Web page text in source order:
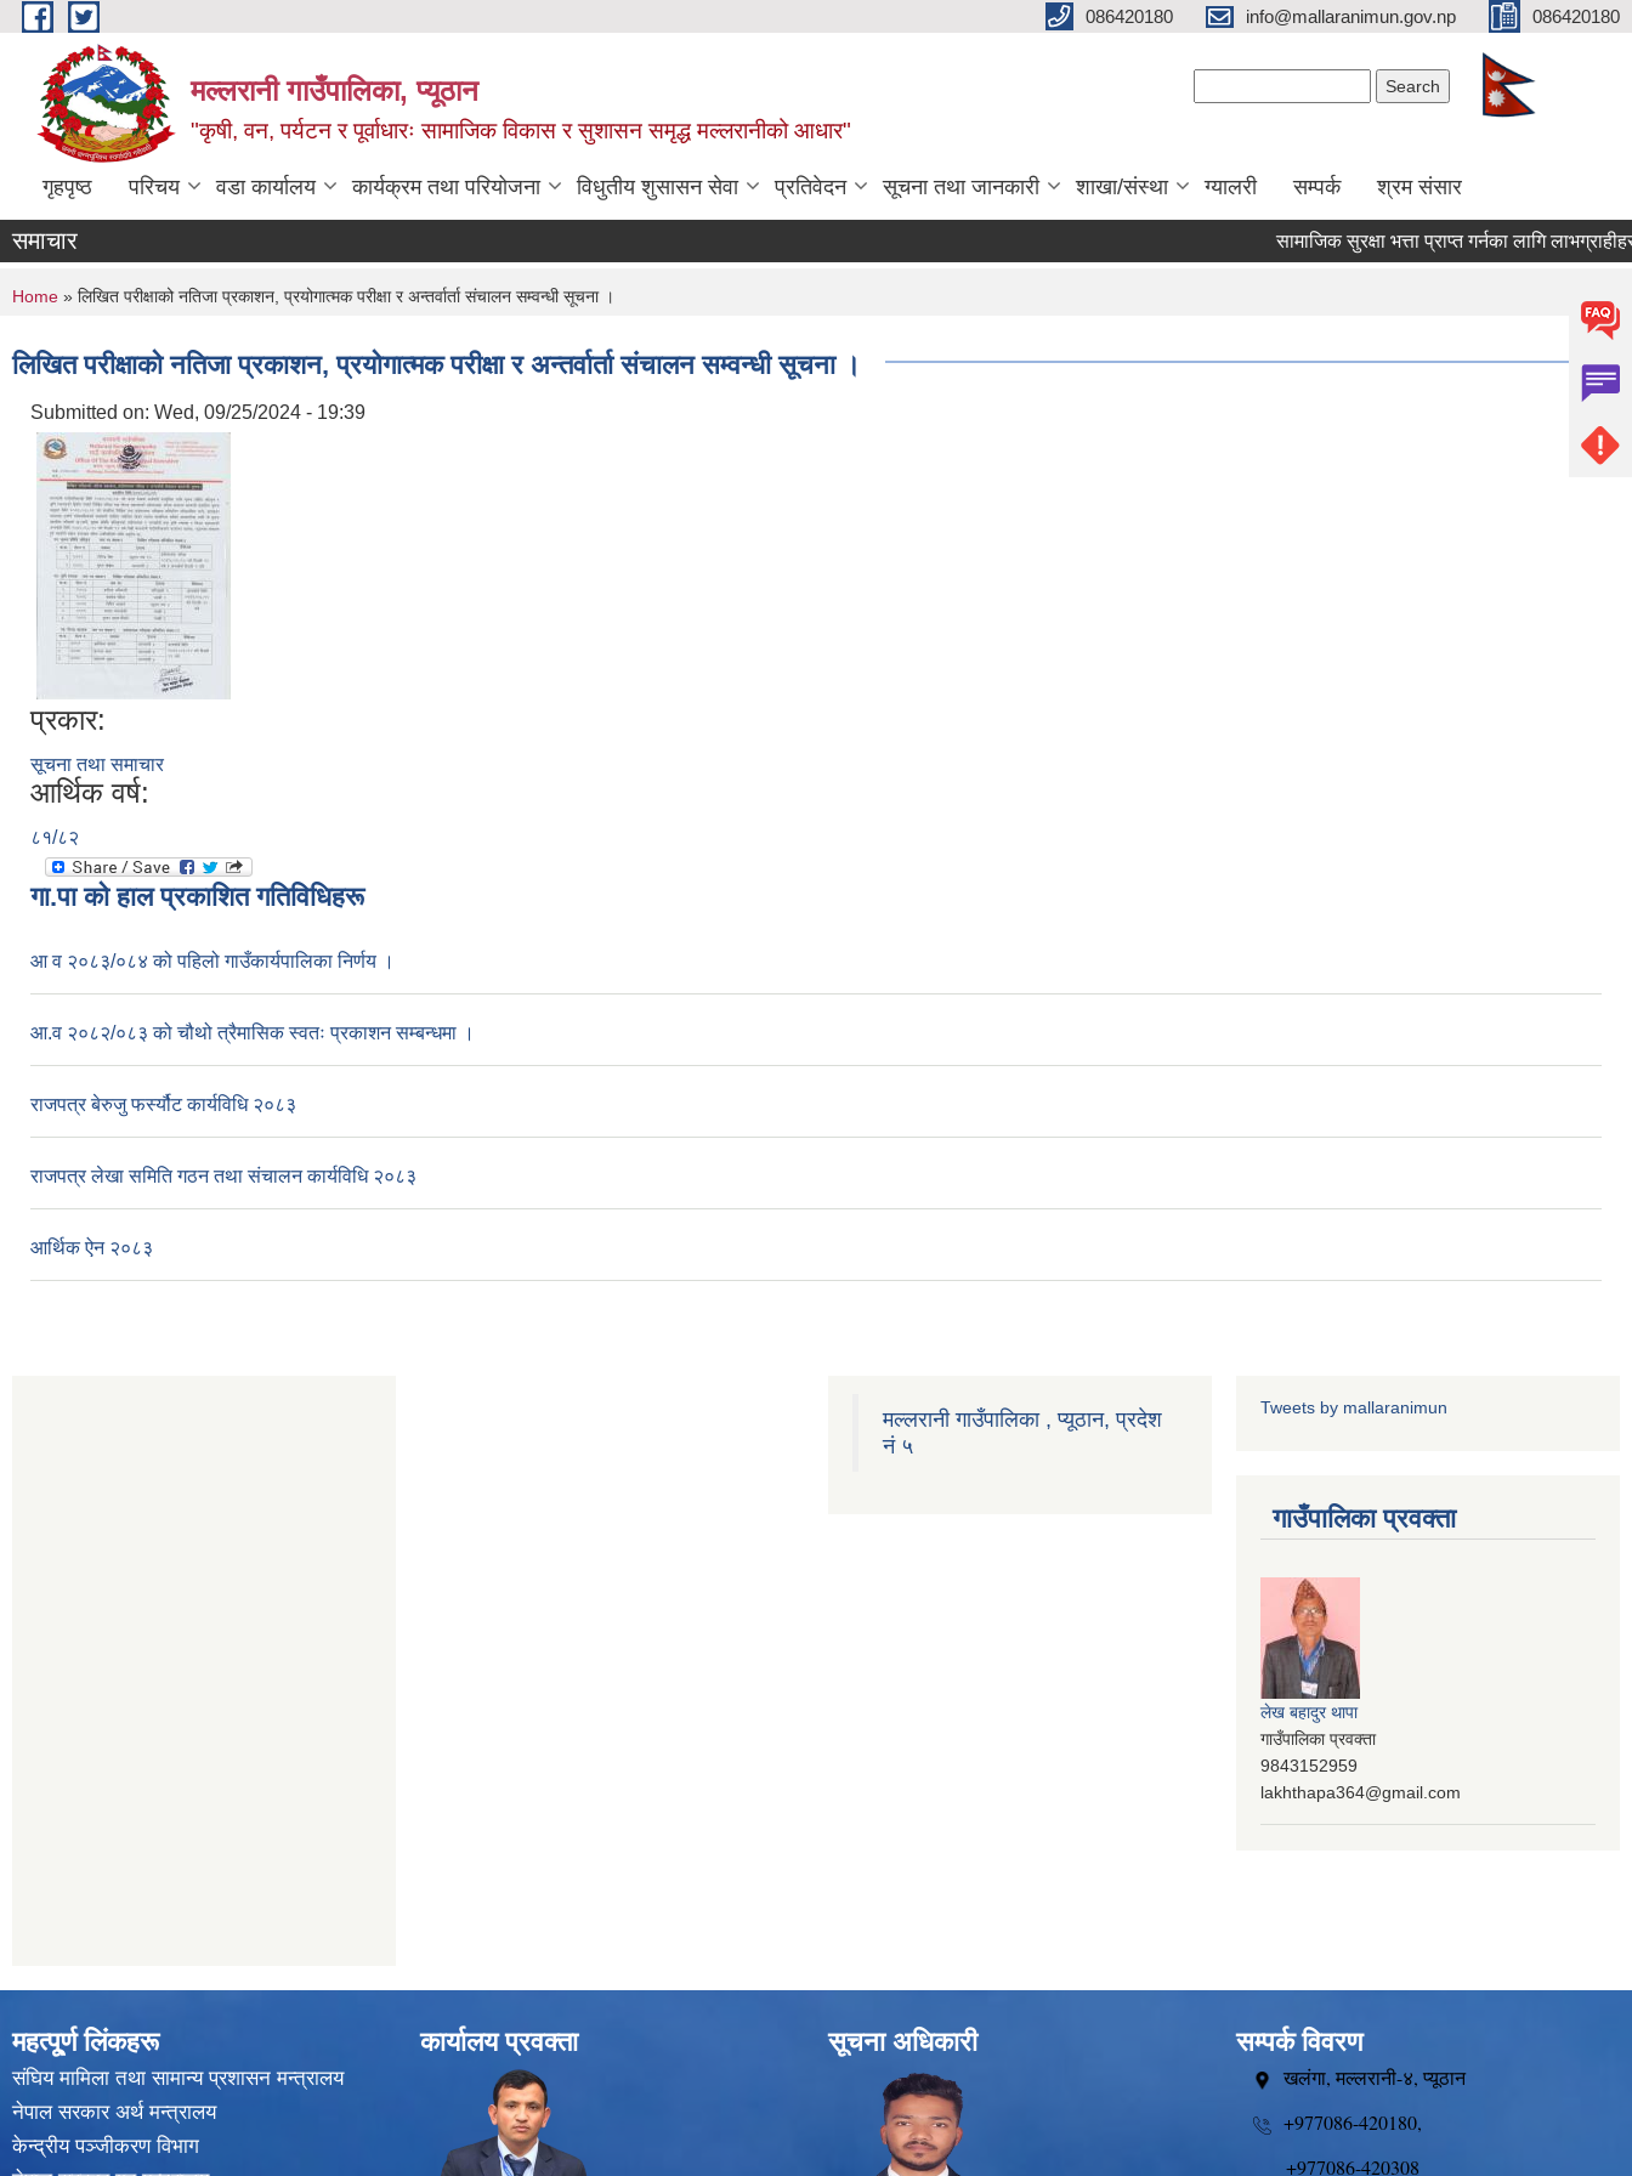
Skip to main content 086420180 info@mallaranimun.gov.np 086420180
मल्लरानी गाउँपालिका, प्यूठान
"कृषी, वन, पर्यटन र पूर्वाधारः सामाजिक विकास र सुशासन समृद्ध मल्लरानीको आधार"
गृहपृष्ठ परिचय वडा कार्यालय कार्यक्रम तथा परियोजना विधुतीय शुसासन सेवा प्रतिवेदन सूचना तथा जानकारी शाखा/संस्था ग्यालरी सम्पर्क श्रम संसार
समाचार सामाजिक सुरक्षा भत्ता प्राप्त गर्नका लागि
You are here
Home » लिखित परीक्षाको नतिजा प्रकाशन, प्रयोगात्मक परीक्षा र अन्तर्वार्ता संचालन सम्वन्धी सूचना ।
लिखित परीक्षाको नतिजा प्रकाशन, प्रयोगात्मक परीक्षा र अन्तर्वार्ता संचालन सम्वन्धी सूचना ।
Submitted on: Wed, 09/25/2024 - 19:39
प्रकार:
सूचना तथा समाचार
आर्थिक वर्ष:
८१/८२
गा.पा काे हाल प्रकाशित गतिविधिहरू
आ व २०८३/०८४ को पहिलो गाउँकार्यपालिका निर्णय ।
आ.व २०८२/०८३ को चौथो त्रैमासिक स्वतः प्रकाशन सम्बन्धमा ।
राजपत्र बेरुजु फर्स्यौट कार्यविधि २०८३
राजपत्र लेखा समिति गठन तथा संचालन कार्यविधि २०८३
आर्थिक ऐन २०८३
मल्लरानी गाउँपालिका , प्यूठान, प्रदेश
नं ५
Tweets by mallaranimun
गाउँपालिका प्रवक्ता
लेख बहादुर थापा
गाउँपालिका प्रवक्ता
9843152959
lakhthapa364@gmail.com
महत्पू्र्ण लिंकहरू
संघिय मामिला तथा सामान्य प्रशासन मन्त्रालय
नेपाल सरकार अर्थ मन्त्रालय
केन्द्रीय पञ्जीकरण विभाग
कार्यालय प्रवक्ता सूचना अधिकारी सम्पर्क विवरण
खलंगा, मल्लरानी-४, प्यूठान
+977086-420180,
+977086-420308